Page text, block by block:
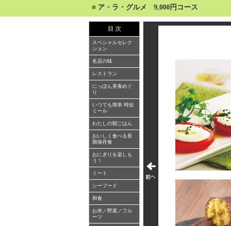
■ ア・ラ・グルメ 9,000円コース
目 次
スペシャルセレク
ション
名店の味
レストラン
にっぽん美食めぐ
り
いつでも簡単 時短
ミール
わたしの朝ごはん
おいしく食べる長
期保存食
おにぎりを楽しも
う！
ミート
シーフード
和食
お米／野菜／フル
ーツ